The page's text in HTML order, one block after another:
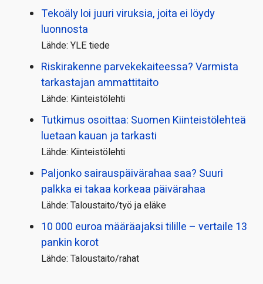
Tekoäly loi juuri viruksia, joita ei löydy
luonnosta
Lähde: YLE tiede
Riskirakenne parvekekaiteessa? Varmista
tarkastajan ammattitaito
Lähde: Kiinteistölehti
Tutkimus osoittaa: Suomen Kiinteistölehteä
luetaan kauan ja tarkasti
Lähde: Kiinteistölehti
Paljonko sairauspäivä­rahaa saa? Suuri
palkka ei takaa korkeaa päivärahaa
Lähde: Taloustaito/työ ja eläke
10 000 euroa määräajaksi tilille – vertaile 13
pankin korot
Lähde: Taloustaito/rahat